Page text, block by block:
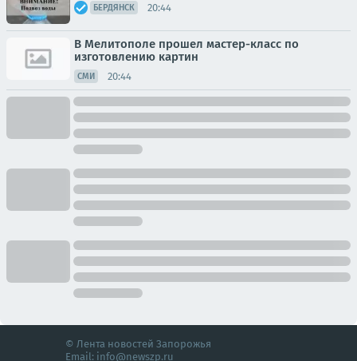
БЕРДЯНСК 20:44
В Мелитополе прошел мастер-класс по
изготовлению картин
СМИ 20:44
© Лента новостей Запорожья
Email: info@newszp.ru